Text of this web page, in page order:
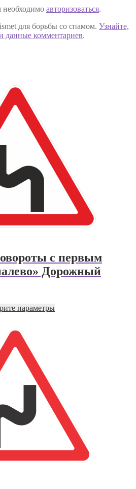
необходимо авторизоваться.
для борьбы со спамом. Узнайте,
данные комментариев.
с первым
Дорожный
параметрыЭтот
товара.